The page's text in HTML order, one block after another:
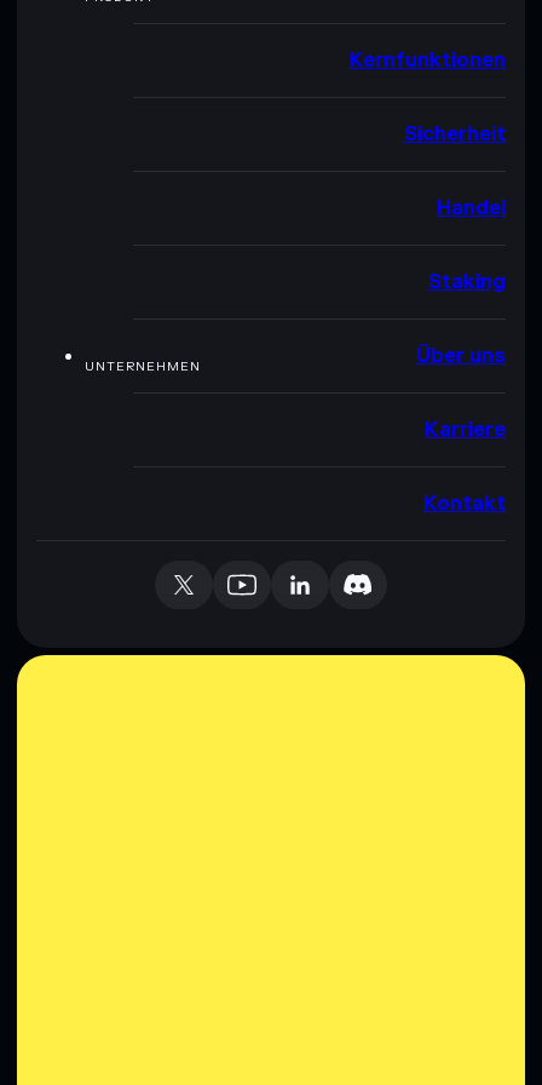
Kernfunktionen
Sicherheit
Handel
Staking
UNTERNEHMEN Über uns
Karriere
Kontakt